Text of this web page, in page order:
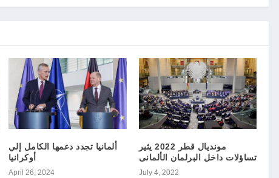
ألمانيا تجدد دعمها الكامل إلي
أوكرانيا
April 26, 2024
مونديال قطر 2022 يثير
تساؤلات داخل البرلمان الألمانى
July 4, 2022